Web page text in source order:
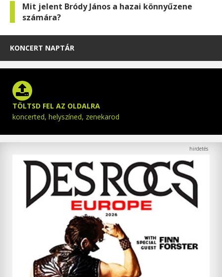
Mit jelent Bródy János a hazai könnyűzene
számára?
KONCERT NAPTÁR
TÖLTSD FEL AZ OLDALRA
koncerted, helyszíned, zenekarod